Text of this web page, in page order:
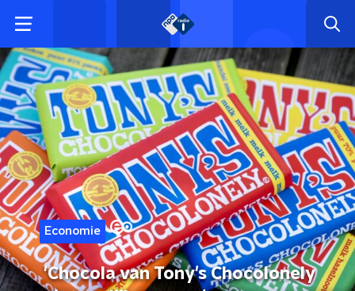
Economie
'Chocola van Tony's Chocolonely